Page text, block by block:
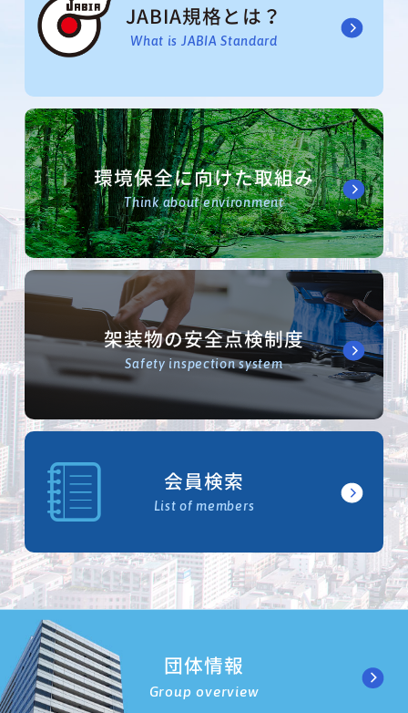
JABIA規格とは？
What is JABIA Standard
環境保全に向けた取組み
Think about environment
架装物の安全点検制度
Safety inspection system
会員検索
List of members
団体情報
Group overview